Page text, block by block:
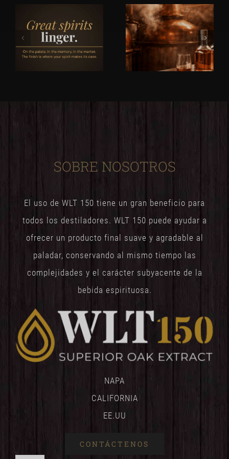
SOBRE NOSOTROS
El uso de WLT 150 tiene un gran beneficio para
todos los destiladores. WLT 150 puede ayudar a
ofrecer un producto final suave y agradable al
paladar, conservando al mismo tiempo las
complejidades y el carácter subyacente de la
bebida espirituosa.
NAPA
CALIFORNIA
EE.UU
CONTÁCTENOS